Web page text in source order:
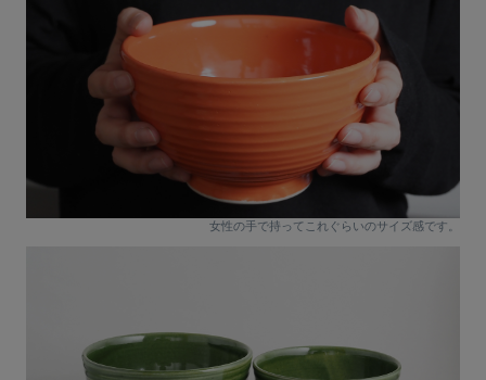
女性の手で持ってこれぐらいのサイズ感です。